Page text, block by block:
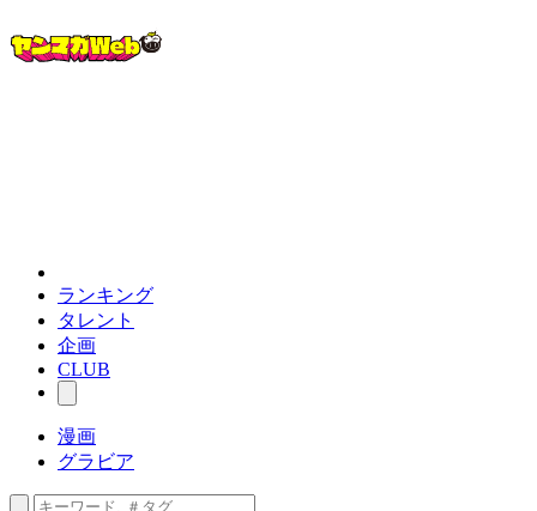
ランキング
タレント
企画
CLUB
漫画
グラビア